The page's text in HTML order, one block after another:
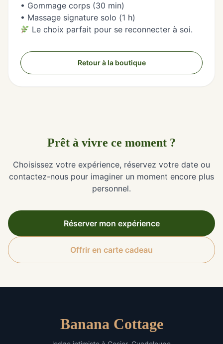
• Gommage corps (30 min)
• Massage signature solo (1 h)
Le choix parfait pour se reconnecter à soi.
Retour à la boutique
Prêt à vivre ce moment ?
Choisissez votre expérience, réservez votre date ou
contactez-nous pour imaginer un moment encore plus
personnel.
Réserver mon expérience
Offrir en carte cadeau
Banana Cottage